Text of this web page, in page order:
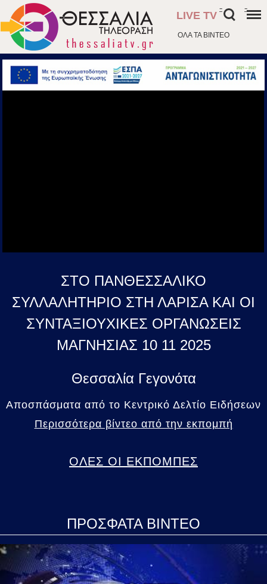
ΟΛΑ ΤΑ ΒΙΝΤΕΟ
LIVE TV
- -
ΣΤΟ ΠΑΝΘΕΣΣΑΛΙΚΟ
ΣΥΛΛΑΛΗΤΗΡΙΟ ΣΤΗ ΛΑΡΙΣΑ ΚΑΙ ΟΙ
ΣΥΝΤΑΞΙΟΥΧΙΚΕΣ ΟΡΓΑΝΩΣΕΙΣ
ΜΑΓΝΗΣΙΑΣ 10 11 2025
Θεσσαλία Γεγονότα
Αποσπάσματα από το Κεντρικό Δελτίο Ειδήσεων
Περισσότερα βίντεο από την εκπομπή
ΟΛΕΣ ΟΙ ΕΚΠΟΜΠΕΣ
ΠΡΟΣΦΑΤΑ ΒΙΝΤΕΟ